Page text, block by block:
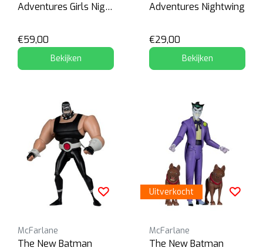
Adventures Girls Night
€59,00
Bekijken
Adventures Nightwing
€29,00
Bekijken
McFarlane
The New Batman
Uitverkocht
McFarlane
The New Batman